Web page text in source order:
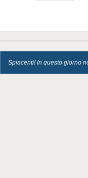
Spiacenti! In questo giorno